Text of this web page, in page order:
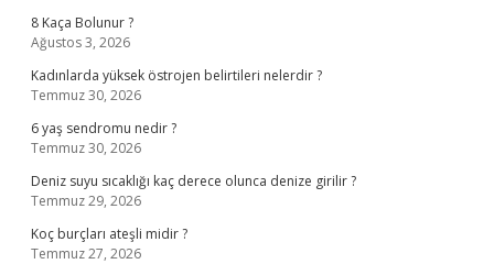
8 Kaça Bolunur ?
Ağustos 3, 2026
Kadınlarda yüksek östrojen belirtileri nelerdir ?
Temmuz 30, 2026
6 yaş sendromu nedir ?
Temmuz 30, 2026
Deniz suyu sıcaklığı kaç derece olunca denize girilir ?
Temmuz 29, 2026
Koç burçları ateşli midir ?
Temmuz 27, 2026